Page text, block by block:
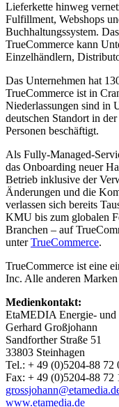
Lieferkette hinweg
Fulfillment, Webshops
Buchhaltungssystem.
TrueCommerce kann
Einzelhändlern,
Das Unternehmen hat
TrueCommerce ist in
Niederlassungen sind in
deutschen Standort in
Personen beschäftigt.
Als Fully-Managed-
das Onboarding neuer
Betrieb inklusive der
Änderungen und die
verlassen sich bereits
KMU bis zum globalen
Branchen – auf
unterTrueCommerce.
TrueCommerce ist eine
Inc. Alle anderen
Medienkontakt:
EtaMEDIA Energie-
Gerhard Großjohann
Sandforther Straße 51
33803 Steinhagen
Tel.: + 49 (0)5204-88 72
Fax: + 49 (0)5204-88 72
www.etamedia.de